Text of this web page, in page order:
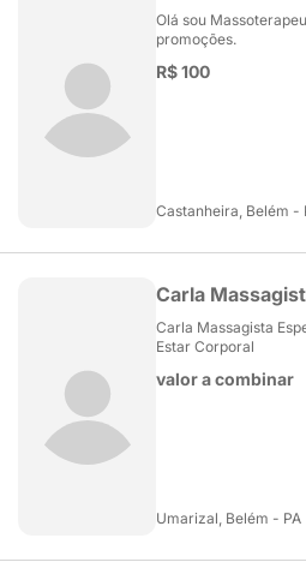
Olá sou
promoções.
R$ 100
Castanheira, Belém -
Carla
Carla Massagista
Estar Corporal
valor a combinar
Umarizal, Belém - PA